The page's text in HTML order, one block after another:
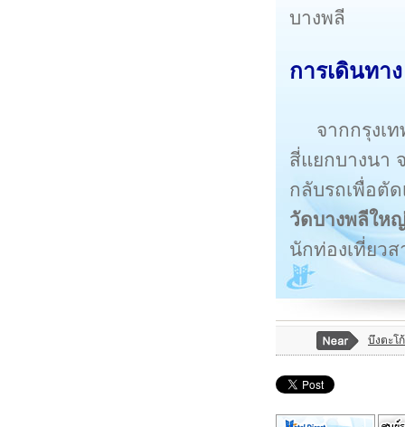
บางพลี
การเดินทาง
จากกรุงเ
สี่แยกบางนา
กลับรถเพื่อตั
วัดบางพลีให
นักท่องเที่ยว
บึงตะโก้